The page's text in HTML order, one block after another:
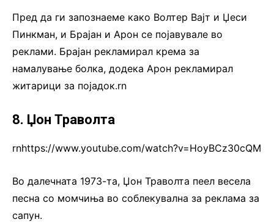
Пред да ги запознаеме како Волтер Вајт и Џеси
Пинкман, и Брајан и Арон се појавувале во
реклами. Брајан рекламирал крема за
намалување болка, додека Арон рекламирал
житарици за појадок.rn
8. Џон Траволта
rnhttps://www.youtube.com/watch?v=HoyBCz30cQM
Во далечната 1973-та, Џон Траволта пеел весела
песна со момчиња во соблекувална за реклама за
сапун.